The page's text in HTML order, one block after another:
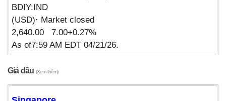
BDIY:IND
(USD)· Market closed
2,640.00 7.00+0.27%
As of7:59 AM EDT 04/21/26.
Giá dầu (Xem thêm)